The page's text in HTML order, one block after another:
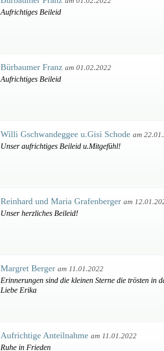
Aufrichtiges Beileid
Bürbaumer Franz am 01.02.2022
Aufrichtiges Beileid
Willi Gschwandeggee u.Gisi Schode am
Unser aufrichtiges Beileid u.Mitgefühl!
Reinhard und Maria Grafenberger am
Unser herzliches Beileid!
Margret Berger am 11.01.2022
Erinnerungen sind die kleinen Sterne die trösten in
Liebe Erika
Aufrichtige Anteilnahme am 11.01.2022
Ruhe in Frieden